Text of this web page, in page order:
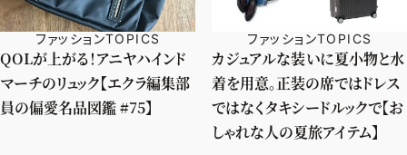
ファッションTOPICS
QOLが上がる！アニヤハインド
マーチのリュック【エクラ編集部
員の偏愛名品図鑑 #75】
ファッションTOPICS
カジュアルな装いに夏小物と水
着を用意。正装の席ではドレス
ではなくタキシードルックで【お
しゃれな人の夏旅アイテム】